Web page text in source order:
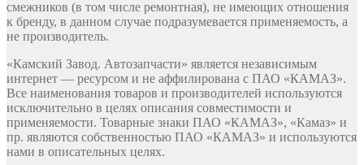
смежников (в том числе ремонтная), не имеющих отношения
к бренду, в данном случае подразумевается применяемость, а
не производитель.
«Камский Завод. Автозапчасти» является независимым
интернет — ресурсом и не аффилирована с ПАО «КАМАЗ».
Все наименования товаров и производителей используются
исключительно в целях описания совместимости и
применяемости. Товарные знаки ПАО «КАМАЗ», «Камаз» и
пр. являются собственностью ПАО «КАМАЗ» и используются
нами в описательных целях.